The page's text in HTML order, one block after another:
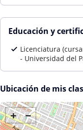
Educación y
Licenciatura
- Universidad del
Ubicación de mis
+ −